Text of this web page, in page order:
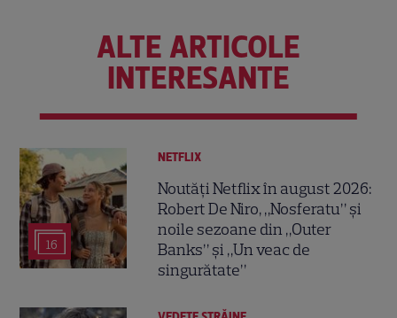
ALTE ARTICOLE
INTERESANTE
16
NETFLIX
Noutăți Netflix în august 2026:
Robert De Niro, „Nosferatu” și
noile sezoane din „Outer
Banks” și „Un veac de
singurătate”